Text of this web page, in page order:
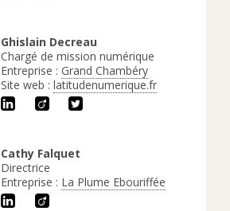
Ghislain Decreau
Chargé de mission numérique
Entreprise : Grand Chambéry
Site web : latitudenumerique.fr
Cathy Falquet
Directrice
Entreprise : La Plume Ebouriffée